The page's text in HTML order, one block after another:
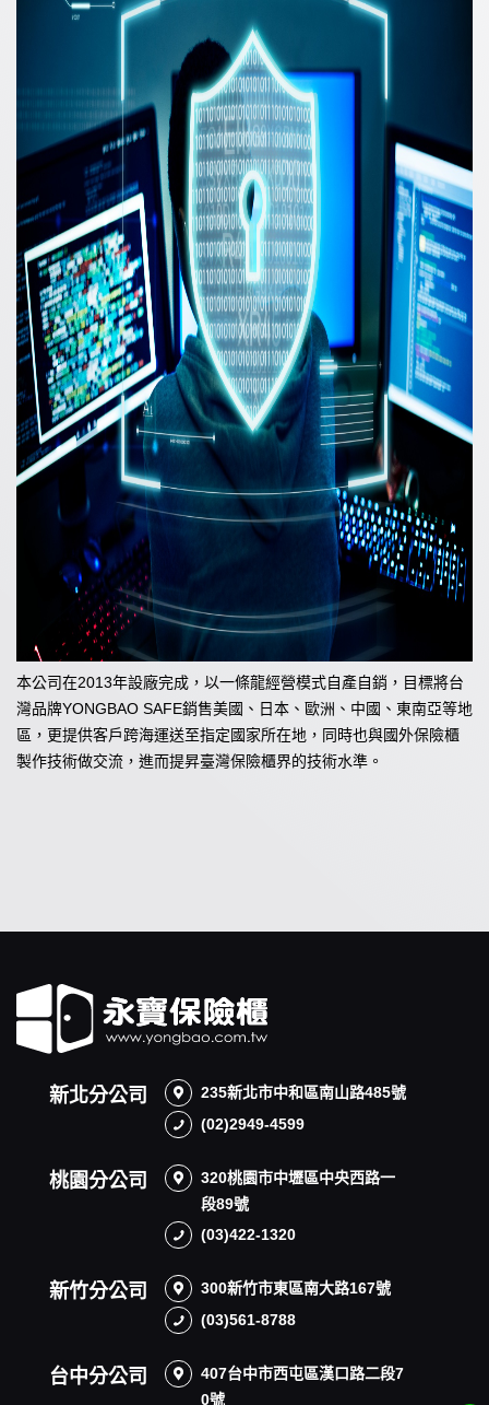
本公司在2013年設廠完成，以一條龍經營模式自產自銷，目標將台
灣品牌YONGBAO SAFE銷售美國、日本、歐洲、中國、東南亞等地
區，更提供客戶跨海運送至指定國家所在地，同時也與國外保險櫃
製作技術做交流，進而提昇臺灣保險櫃界的技術水準。
新北分公司
235新北市中和區南山路485號
(02)2949-4599
桃園分公司
320桃園市中壢區中央西路一
段89號
(03)422-1320
新竹分公司
300新竹市東區南大路167號
(03)561-8788
台中分公司
407台中市西屯區漢口路二段7
0號